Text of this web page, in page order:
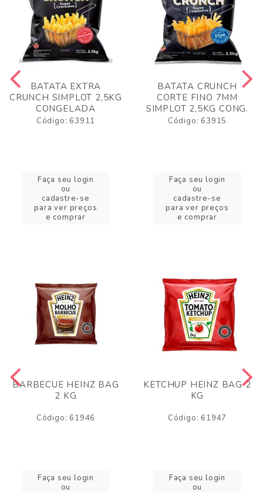
BATATA EXTRA
CRUNCH SIMPLOT 2,5KG
CONGELADA
Código: 63911
Faça seu login
ou
cadastre-se
para ver preços
e comprar
BATATA CRUNCH
CORTE FINO 7MM
SIMPLOT 2,5KG CONG.
Código: 63915
Faça seu login
ou
cadastre-se
para ver preços
e comprar
BARBECUE HEINZ BAG
2 KG
Código: 61946
Faça seu login
ou
KETCHUP HEINZ BAG 2
KG
Código: 61947
Faça seu login
ou